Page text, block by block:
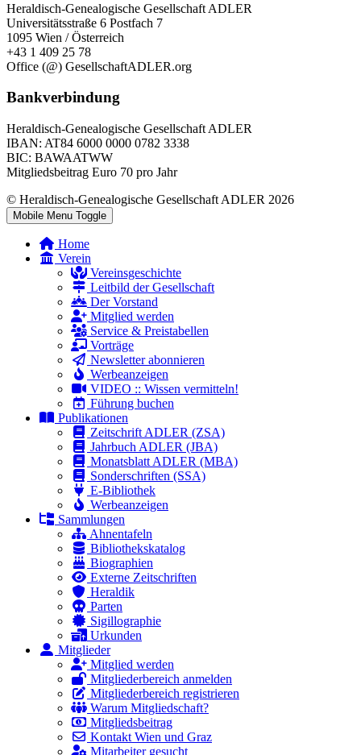
Heraldisch-Genealogische Gesellschaft ADLER
Universitätsstraße 6 Postfach 7
1095 Wien / Österreich
+43 1 409 25 78
Office (@) GesellschaftADLER.org
Bankverbindung
Heraldisch-Genealogische Gesellschaft ADLER
IBAN: AT84 6000 0000 0782 3338
BIC: BAWAATWW
Mitgliedsbeitrag Euro 70 pro Jahr
© Heraldisch-Genealogische Gesellschaft ADLER 2026
Mobile Menu Toggle
Home
Verein
Vereinsgeschichte
Leitbild der Gesellschaft
Der Vorstand
Mitglied werden
Service & Preistabellen
Vorträge
Newsletter abonnieren
Werbeanzeigen
VIDEO :: Wissen vermitteln!
Führung buchen
Publikationen
Zeitschrift ADLER (ZSA)
Jahrbuch ADLER (JBA)
Monatsblatt ADLER (MBA)
Sonderschriften (SSA)
E-Bibliothek
Werbeanzeigen
Sammlungen
Ahnentafeln
Bibliothekskatalog
Biographien
Externe Zeitschriften
Heraldik
Parten
Sigillographie
Urkunden
Mitglieder
Mitglied werden
Mitgliederbereich anmelden
Mitgliederbereich registrieren
Warum Mitgliedschaft?
Mitgliedsbeitrag
Kontakt Wien und Graz
Mitarbeiter gesucht